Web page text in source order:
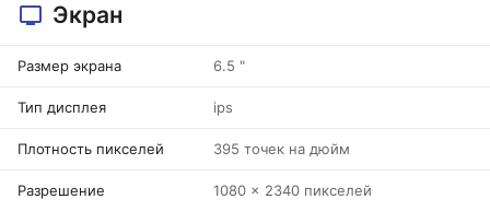
Экран
Размер экрана 6.5 "
Тип дисплея ips
Плотность пикселей 395 точек на дюйм
Разрешение 1080 x 2340 пикселей